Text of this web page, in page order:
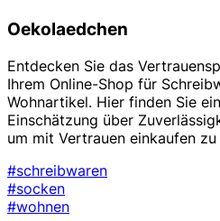
Oekolaedchen
Entdecken Sie das
Ihrem Online-Shop für
Wohnartikel. Hier finden Sie
Einschätzung über
um mit Vertrauen einkaufen zu
#schreibwaren
#socken
#wohnen